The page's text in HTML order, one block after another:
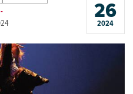
26
2024